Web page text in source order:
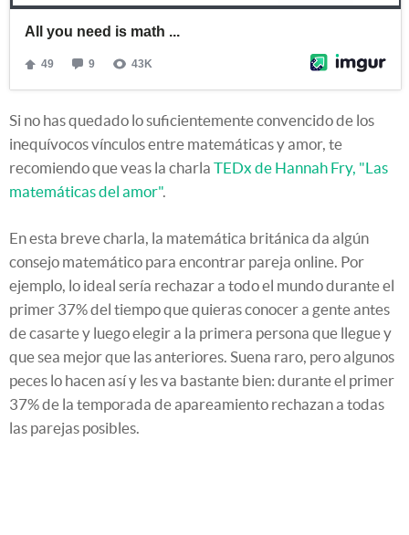
Si no has quedado lo suficientemente convencido de los
inequívocos vínculos entre matemáticas y amor, te
recomiendo que veas la charla TEDx de Hannah Fry, "Las
matemáticas del amor".
En esta breve charla, la matemática británica da algún
consejo matemático para encontrar pareja online. Por
ejemplo, lo ideal sería rechazar a todo el mundo durante el
primer 37% del tiempo que quieras conocer a gente antes
de casarte y luego elegir a la primera persona que llegue y
que sea mejor que las anteriores. Suena raro, pero algunos
peces lo hacen así y les va bastante bien: durante el primer
37% de la temporada de apareamiento rechazan a todas
las parejas posibles.